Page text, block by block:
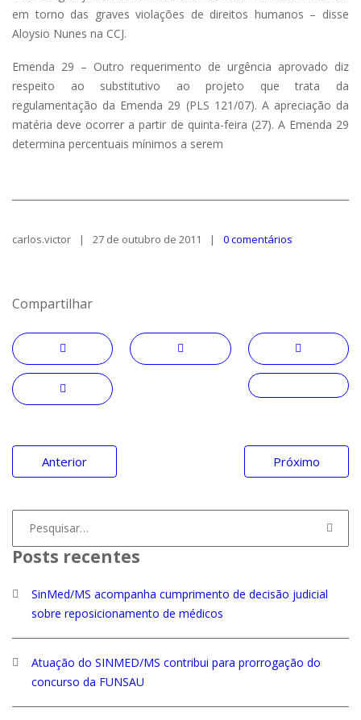
em torno das graves violações de direitos humanos – disse
Aloysio Nunes na CCJ.
Emenda 29 – Outro requerimento de urgência aprovado diz
respeito ao substitutivo ao projeto que trata da
regulamentação da Emenda 29 (PLS 121/07). A apreciação da
matéria deve ocorrer a partir de quinta-feira (27). A Emenda 29
determina percentuais mínimos a serem
carlos.victor 27 de outubro de 2011 0 comentários
Compartilhar
Navegação
de
Anterior Próximo
por:
Posts recentes
SinMed/MS acompanha cumprimento de decisão judicial
sobre reposicionamento de médicos
Atuação do SINMED/MS contribui para prorrogação do
concurso da FUNSAU